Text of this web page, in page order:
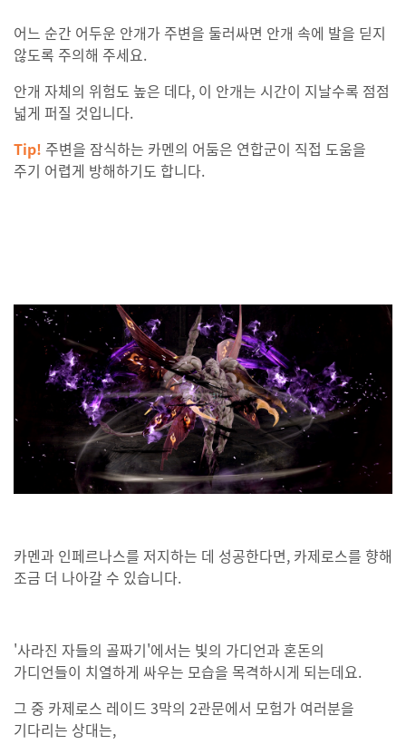
어느 순간 어두운 안개가 주변을 둘러싸면 안개 속에 발을 딛지
않도록 주의해 주세요.
안개 자체의 위험도 높은 데다, 이 안개는 시간이 지날수록 점점
넓게 퍼질 것입니다.
Tip! 주변을 잠식하는 카멘의 어둠은 연합군이 직접 도움을
주기 어렵게 방해하기도 합니다.
카멘과 인페르나스를 저지하는 데 성공한다면, 카제로스를 향해
조금 더 나아갈 수 있습니다.
'사라진 자들의 골짜기'에서는 빛의 가디언과 혼돈의
가디언들이 치열하게 싸우는 모습을 목격하시게 되는데요.
그 중 카제로스 레이드 3막의 2관문에서 모험가 여러분을
기다리는 상대는,